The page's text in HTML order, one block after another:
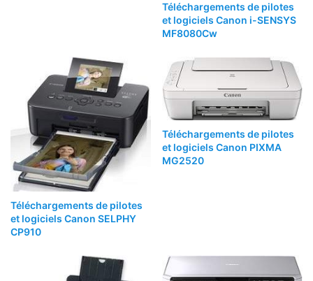
Téléchargements de pilotes
et logiciels Canon i-SENSYS
MF8080Cw
Téléchargements de pilotes
et logiciels Canon SELPHY
CP910
Téléchargements de pilotes
et logiciels Canon PIXMA
MG2520